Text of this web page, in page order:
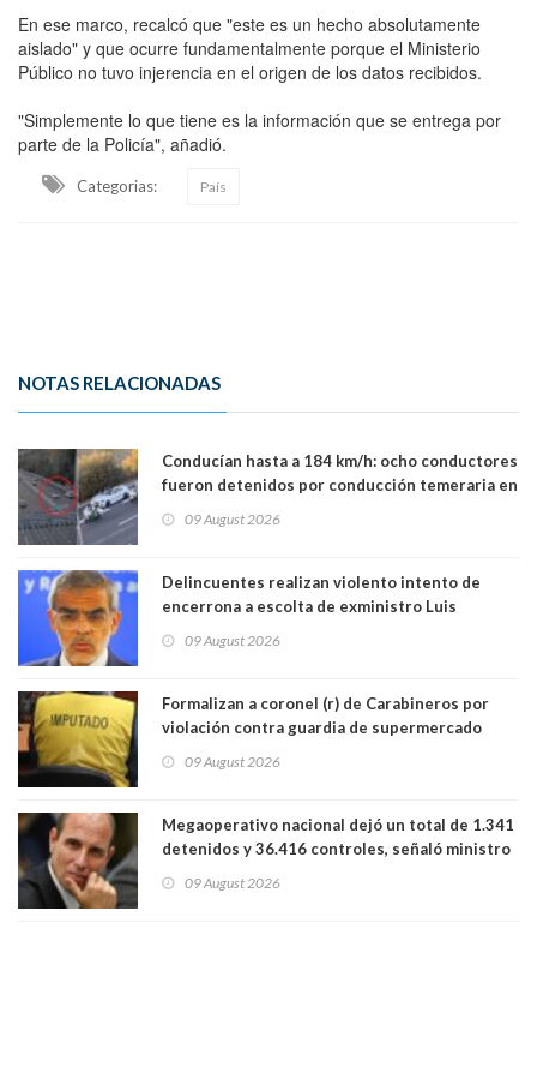
En ese marco, recalcó que "este es un hecho absolutamente
aislado" y que ocurre fundamentalmente porque el Ministerio
Público no tuvo injerencia en el origen de los datos recibidos.
"Simplemente lo que tiene es la información que se entrega por
parte de la Policía", añadió.
Categorias: País
NOTAS RELACIONADAS
Conducían hasta a 184 km/h: ocho conductores
fueron detenidos por conducción temeraria en
09 August 2026
Delincuentes realizan violento intento de
encerrona a escolta de exministro Luis
Lo Espejo
09 August 2026
Formalizan a coronel (r) de Carabineros por
violación contra guardia de supermercado
09 August 2026
Megaoperativo nacional dejó un total de 1.341
detenidos y 36.416 controles, señaló ministro
09 August 2026